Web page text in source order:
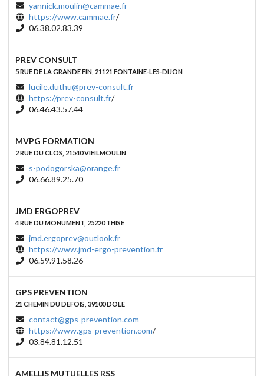
yannick.moulin@cammae.fr
https://www.cammae.fr/
06.38.02.83.39
PREV CONSULT
5 RUE DE LA GRANDE FIN, 21121 FONTAINE-LES-DIJON
lucile.duthu@prev-consult.fr
https://prev-consult.fr/
06.46.43.57.44
MVPG FORMATION
2 RUE DU CLOS, 21540 VIEILMOULIN
s-podogorska@orange.fr
06.66.89.25.70
JMD ERGOPREV
4 RUE DU MONUMENT, 25220 THISE
jmd.ergoprev@outlook.fr
https://www.jmd-ergo-prevention.fr
06.59.91.58.26
GPS PREVENTION
21 CHEMIN DU DEFOIS, 39100 DOLE
contact@gps-prevention.com
https://www.gps-prevention.com/
03.84.81.12.51
AMELLIS MUTUELLES RSS